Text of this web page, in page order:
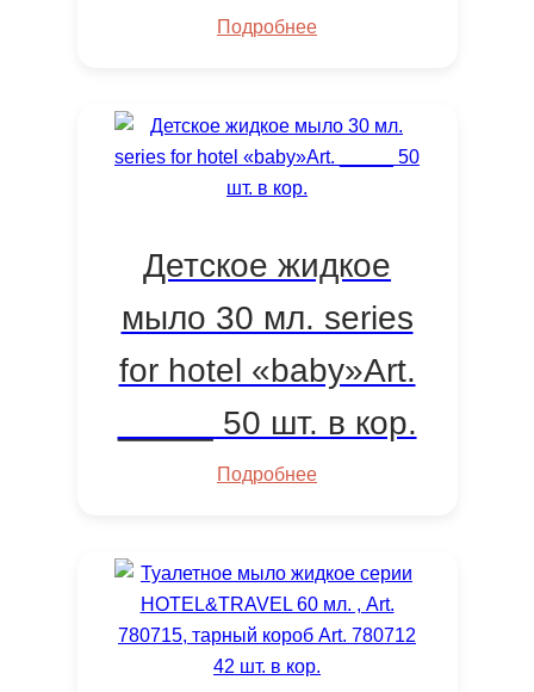
Подробнее
Детское жидкое
мыло 30 мл. series
for hotel «baby»Art.
_____ 50 шт. в кор.
Подробнее